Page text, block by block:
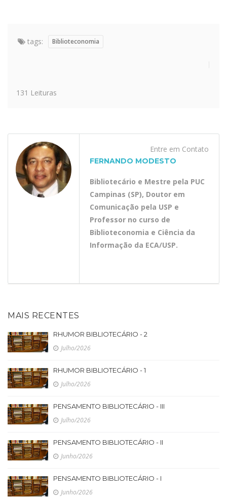
tags: Biblioteconomia
131 Leituras
Entre em Contato
FERNANDO MODESTO
Bibliotecário e Mestre pela PUC
Campinas (SP), Doutor em
Comunicação pela USP e
Professor no curso de
Biblioteconomia e Ciência da
Informação da ECA/USP.
MAIS RECENTES
RHUMOR BIBLIOTECÁRIO - 2
Julho/2026
RHUMOR BIBLIOTECÁRIO - 1
Julho/2026
PENSAMENTO BIBLIOTECÁRIO - III
Julho/2026
PENSAMENTO BIBLIOTECÁRIO - II
Junho/2026
PENSAMENTO BIBLIOTECÁRIO - I
Junho/2026